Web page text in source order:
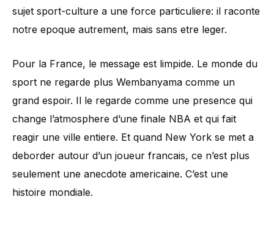
sujet sport-culture a une force particuliere: il raconte
notre epoque autrement, mais sans etre leger.
Pour la France, le message est limpide. Le monde du
sport ne regarde plus Wembanyama comme un
grand espoir. Il le regarde comme une presence qui
change l’atmosphere d’une finale NBA et qui fait
reagir une ville entiere. Et quand New York se met a
deborder autour d’un joueur francais, ce n’est plus
seulement une anecdote americaine. C’est une
histoire mondiale.